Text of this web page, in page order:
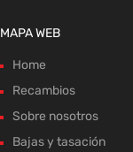
MAPA WEB
Home
Recambios
Sobre nosotros
Bajas y tasación